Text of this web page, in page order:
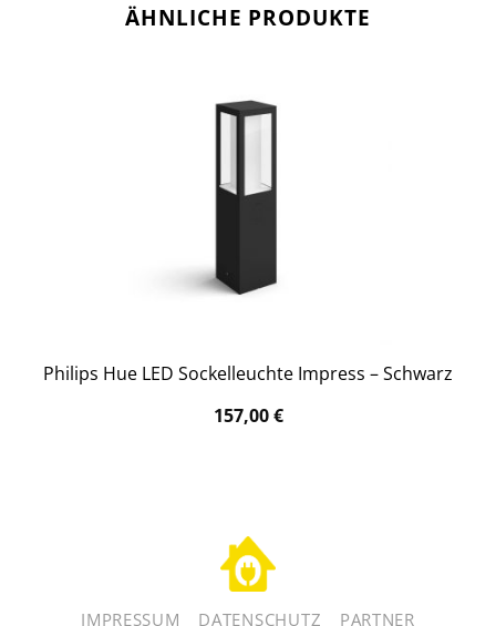
ÄHNLICHE PRODUKTE
Philips Hue LED Sockelleuchte Impress – Schwarz
157,00€
IMPRESSUM DATENSCHUTZ PARTNER